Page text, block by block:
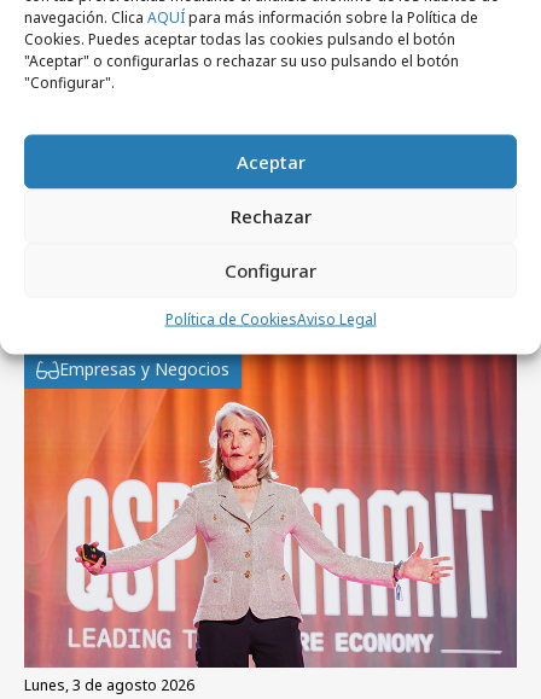
navegación. Clica AQUÍpara más información sobre la Política de
Cookies. Puedes aceptar todas las cookies pulsando el botón
"Aceptar" o configurarlas o rechazar su uso pulsando el botón
"Configurar".
Aceptar
Rechazar
Configurar
Política de CookiesAviso Legal
Profesionales
jueves, 16 de octubre 2008
Anil Srivastava, vicepresidente ejecutivo
internacional de ventas y marketing de
Artículos recientes
Empresas y Negocios
lunes, 3 de agosto 2026